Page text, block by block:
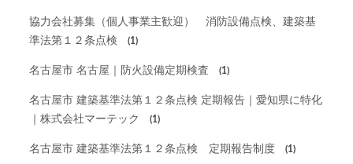
協力会社募集（個人事業主歓迎） 消防設備点検、建築基
準法第１２条点検
(1)
名古屋市 名古屋｜防火設備定期検査 (1)
名古屋市 建築基準法第１２条点検 定期報告｜愛知県に特化
｜株式会社マーテック
(1)
名古屋市 建築基準法第１２条点検 定期報告制度 (1)